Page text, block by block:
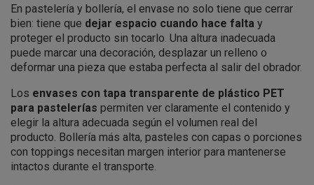
En pastelería y bollería, el envase no solo tiene que cerrar
bien: tiene que dejar espacio cuando hace falta y
proteger el producto sin tocarlo. Una altura inadecuada
puede marcar una decoración, desplazar un relleno o
deformar una pieza que estaba perfecta al salir del obrador.
Los envases con tapa transparente de plástico PET
para pastelerías permiten ver claramente el contenido y
elegir la altura adecuada según el volumen real del
producto. Bollería más alta, pasteles con capas o porciones
con toppings necesitan margen interior para mantenerse
intactos durante el transporte.